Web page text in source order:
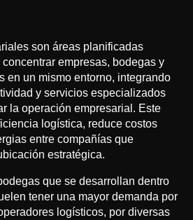
son áreas planificadas
empresas, bodegas y
en un mismo entorno, integrando
y servicios especializados
la operación empresarial. Este
logística, reduce costos
entre compañías que
estratégica.
que se desarrollan dentro
tener una mayor demanda por
logísticos, por diversas